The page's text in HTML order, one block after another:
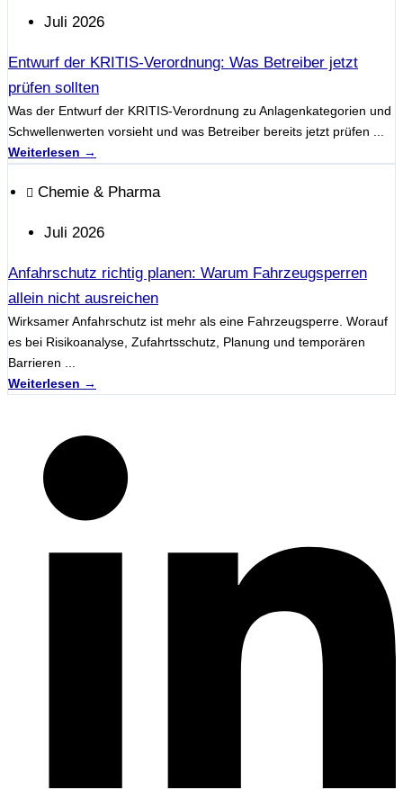
Juli 2026
Entwurf der KRITIS-Verordnung: Was Betreiber jetzt
prüfen sollten
Was der Entwurf der KRITIS-Verordnung zu Anlagenkategorien und
Schwellenwerten vorsieht und was Betreiber bereits jetzt prüfen ...
Weiterlesen →
Chemie & Pharma
Juli 2026
Anfahrschutz richtig planen: Warum Fahrzeugsperren
allein nicht ausreichen
Wirksamer Anfahrschutz ist mehr als eine Fahrzeugsperre. Worauf
es bei Risikoanalyse, Zufahrtsschutz, Planung und temporären
Barrieren ...
Weiterlesen →